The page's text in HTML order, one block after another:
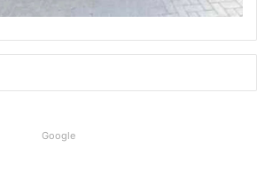
Google